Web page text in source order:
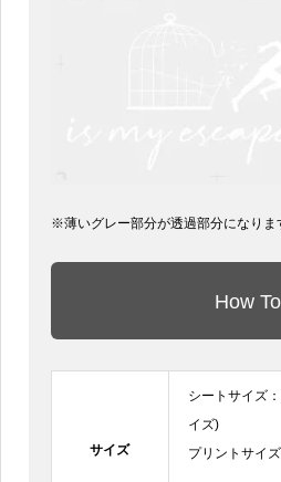
※薄いグレー部分が透過部分になりま
How To
サイズ
シートサイズ
イズ)
プリントサイズ